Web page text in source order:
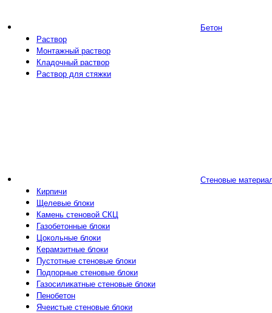
Бетон
Раствор
Монтажный раствор
Кладочный раствор
Раствор для стяжки
Стеновые
Кирпичи
Щелевые блоки
Камень стеновой СКЦ
Газобетонные блоки
Цокольные блоки
Керамзитные блоки
Пустотные стеновые блоки
Подпорные стеновые блоки
Газосиликатные стеновые блоки
Пенобетон
Ячеистые стеновые блоки